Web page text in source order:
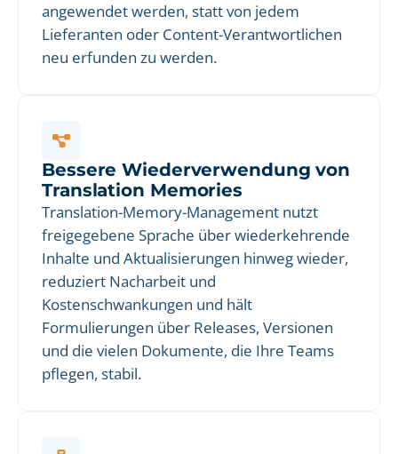
angewendet werden, statt von jedem
Lieferanten oder Content-Verantwortlichen
neu erfunden zu werden.
Bessere Wiederverwendung von
Translation Memories
Translation-Memory-Management nutzt
freigegebene Sprache über wiederkehrende
Inhalte und Aktualisierungen hinweg wieder,
reduziert Nacharbeit und
Kostenschwankungen und hält
Formulierungen über Releases, Versionen
und die vielen Dokumente, die Ihre Teams
pflegen, stabil.